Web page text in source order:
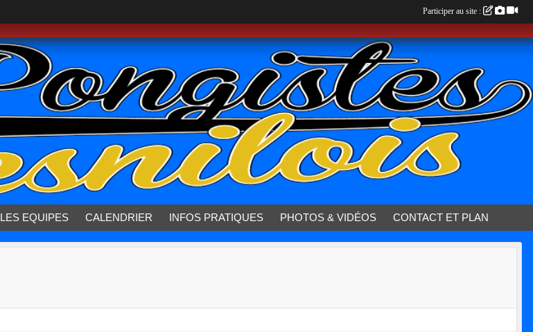
LES EQUIPES CALENDRIER INFOS PRATIQUES PHOTOS & VIDÉOS CONTACT ET PLAN
Participer au site :